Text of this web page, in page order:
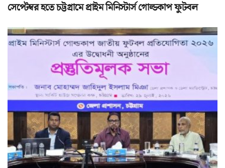
সেপ্টেম্বর হতে চট্টগ্রামে প্রাইম মিনিস্টার্স গোল্ডকাপ ফুটবল